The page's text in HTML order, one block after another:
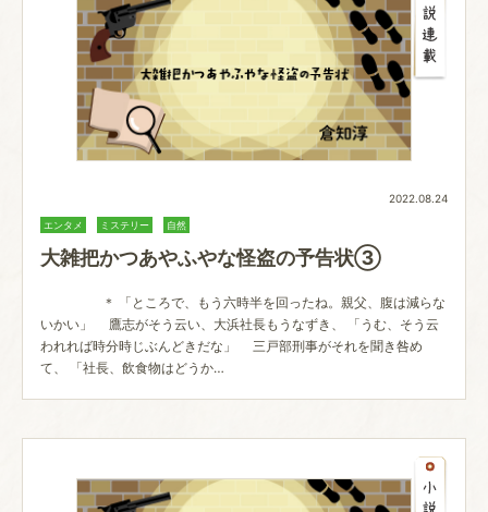
2022.08.24
エンタメ ミステリー 自然
大雑把かつあやふやな怪盗の予告状③
＊ 「ところで、もう六時半を回ったね。親父、腹は減らな
いかい」 鷹志がそう云い、大浜社長もうなずき、 「うむ、そう云
われれば時分時じぶんどきだな」 三戸部刑事がそれを聞き咎め
て、 「社長、飲食物はどうか…